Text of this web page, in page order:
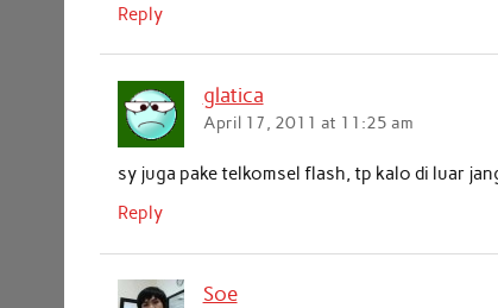
Reply
glatica
April 17, 2011 at 11:25 am
sy juga pake telkomsel flash, tp kalo di luar
Reply
Soe